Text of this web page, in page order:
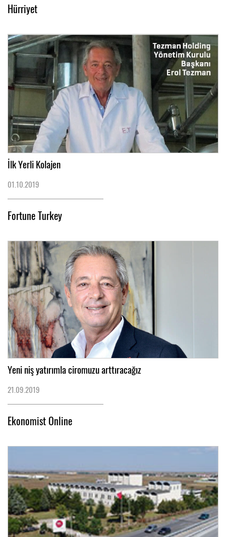
Hürriyet
İlk Yerli Kolajen
01.10.2019
Fortune Turkey
Yeni niş yatırımla ciromuzu arttıracağız
21.09.2019
Ekonomist Online